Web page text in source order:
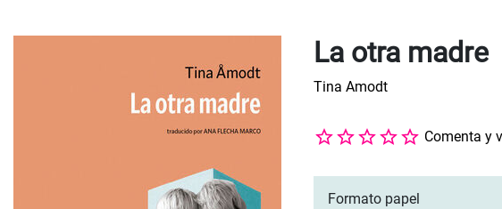
La otra madre
Tina Amodt
Comenta y
Formato papel